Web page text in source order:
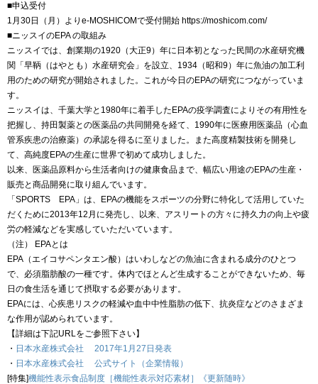
■申込受付
1月30日（月）よりe-MOSHICOMで受付開始 https://moshicom.com/
■ニッスイのEPA の取組み
ニッスイでは、創業期の1920（大正9）年に日本初となった民間の水産研究機
関「早鞆（はやとも）水産研究会」を設立、1934（昭和9）年に魚油の加工利
用のための研究が開始されました。これが今日のEPAの研究につながっていま
す。
ニッスイは、千葉大学と1980年に着手したEPAの疫学調査によりその有用性を
把握し、持田製薬との医薬品の共同開発を経て、1990年に医療用医薬品（心血
管系疾患の治療薬）の承認を得るに至りました。また高度精製技術を開発し
て、高純度EPAの生産に世界で初めて成功しました。
以来、医薬品原料から生活者向けの健康食品まで、幅広い用途のEPAの生産・
販売と商品開発に取り組んでいます。
「SPORTS EPA」は、EPAの機能をスポーツの分野に特化して活用していた
だくために2013年12月に発売し、以来、アスリートの方々に持久力の向上や疲
労の軽減などを実感していただいています。
（注） EPAとは
EPA（エイコサペンタエン酸）はいわしなどの魚油に含まれる成分のひとつ
で、必須脂肪酸の一種です。体内でほとんど生成することができないため、毎
日の食生活を通じて摂取する必要があります。
EPAには、心疾患リスクの軽減や血中中性脂肪の低下、抗炎症などのさまざま
な作用が認められています。
【詳細は下記URLをご参照下さい】
・ 日本水産株式会社 2017年1月27日発表
・ 日本水産株式会社 公式サイト（企業情報）
[特集]機能性表示食品制度［機能性表示対応素材］《更新随時》